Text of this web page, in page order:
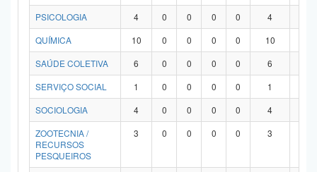
PSICOLOGIA 4 0 0 0 0 4
QUÍMICA
10 0 0 0 0 10
SAÚDE COLETIVA
6 0 0 0 0 6
SERVIÇO SOCIAL
1 0 0 0 0 1
SOCIOLOGIA
4 0 0 0 0 4
ZOOTECNIA /
RECURSOS
PESQUEIROS
3 0 0 0 0 3